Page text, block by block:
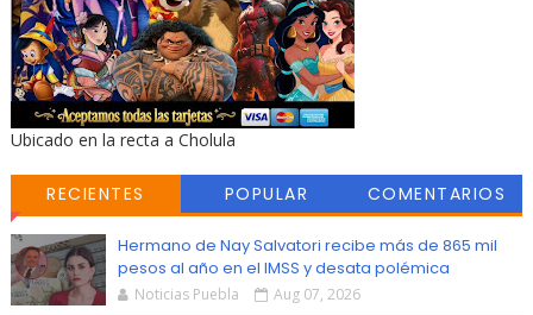
Ubicado en la recta a Cholula
RECIENTES POPULAR COMENTARIOS
Hermano de Nay Salvatori recibe más de 865 mil
pesos al año en el IMSS y desata polémica
Noticias Puebla Aug 07, 2026